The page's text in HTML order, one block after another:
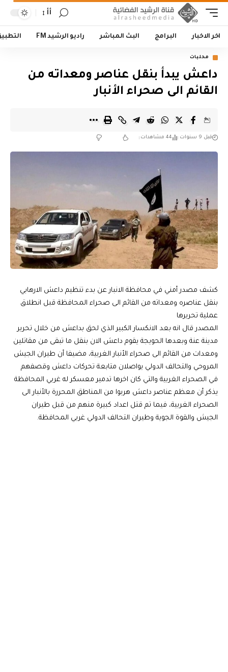
أأ
اخر الاخبار البرامج البث المباشر راديو الرشيد FM
محليات
داعش يبدأ بنقل عناصر ومعداته من
القائم الى صحراء الأنبار
قبل 9 سنوات 44 مشاهدات
كشف مصدر أمني في محافظة الانبار عن بدء تنظيم داعش الارهابي
بنقل عناصره ومعداته من القائم الى صحراء المحافظة قبل انطلاق
عملية تحريرها
المصدر قال انه بعد الانكسار الكبير الذي لحق بداعش من خلال تحرير
مدينة عنة وبعدها الحويجة يقوم داعش الان بنقل ما تبقى من مقاتلين
ومعدات من القائم الى صحراء الأنبار الغربية، مضيفا أن طيران الجيش
المروحي والتحالف الدولي يواصلان متابعة تحركات داعش وقصفهم
في الصحراء الغربية والتي كان اخرها تدمير معسكر له غربي المحافظة
يذكر أن معظم عناصر داعش هربوا من المناطق المحررة بالأنبار الى
الصحراء الغربية، فيما تم قتل اعداد كبيرة منهم من قبل طيران
الجيش والقوة الجوية وطيران التحالف الدولي غربي المحافظة.